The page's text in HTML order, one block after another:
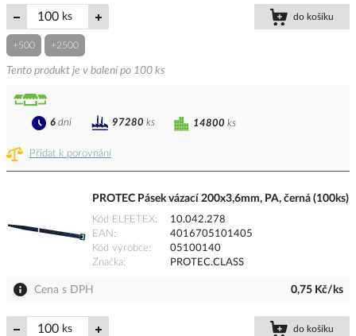
ks do košíku
+500 +2500
Tento produkt je v balení po 100 ks
Přidat k porovnání
14800 ks
6 dní 97280 ks
PROTEC Pásek vázací 200x3,6mm, PA, černá (100ks)
Kód ELFETEX
10.042.278
EAN
4016705101405
Kód výrobce
05100140
Značka
PROTEC.CLASS
Cena s DPH 0,75 Kč/ks
ks do košíku